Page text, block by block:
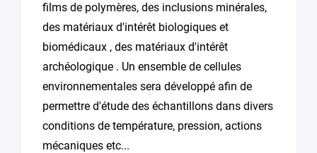
films de polymères, des inclusions minérales,
des matériaux d'intérêt biologiques et
biomédicaux , des matériaux d'intérêt
archéologique . Un ensemble de cellules
environnementales sera développé afin de
permettre d'étude des échantillons dans divers
conditions de température, pression, actions
mécaniques etc...